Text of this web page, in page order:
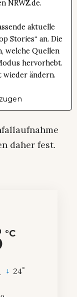
NRWZ.de.
aktuelle
Stories“ an. Die
welche Quellen
hervorhebt.
wieder ändern.
daher fest.
°C
24°